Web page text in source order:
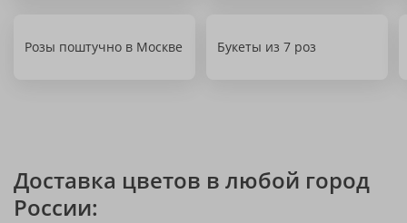
Розы поштучно в Москве Букеты из 7 роз
Доставка цветов в любой город
России: